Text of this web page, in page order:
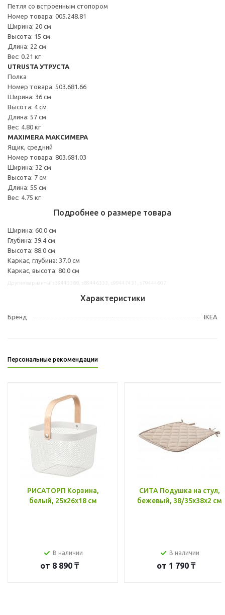
Петля со встроенным стопором
Номер товара: 005.248.81
Ширина: 20 см
Высота: 15 см
Длина: 22 см
Вес: 0.21 кг
UTRUSTA УТРУСТА
Полка
Номер товара: 503.681.66
Ширина: 36 см
Высота: 4 см
Длина: 57 см
Вес: 4.80 кг
MAXIMERA МАКСИМЕРА
Ящик, средний
Номер товара: 803.681.03
Ширина: 32 см
Высота: 7 см
Длина: 55 см
Вес: 4.75 кг
Подробнее о размере товара
Ширина: 60.0 см
Глубина: 39.4 см
Высота: 88.0 см
Каркас, глубина: 37.0 см
Каркас, высота: 80.0 см
Характеристики
Бренд IKEA
Персональные рекомендации
РИСАТОРП Корзина,
белый, 25x26x18 см
В наличии
от 8 890 ₸
СИТА Подушка на стул,
бежевый, 38/35x38x2 см
В наличии
от 1 790 ₸